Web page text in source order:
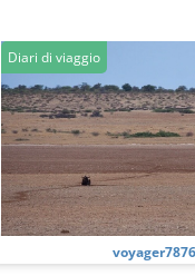
Diari di viaggio
voyager7876